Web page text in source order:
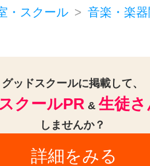
・スクール
音楽・楽
グッドスクールに掲載して、
クールPR & 生徒
しませんか？
詳細をみる